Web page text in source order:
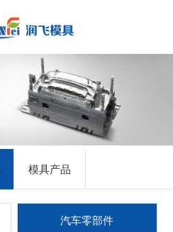
模具产品
汽车零部件